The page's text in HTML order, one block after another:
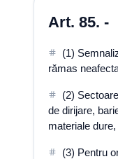
Art. 85. -
(1)
rămas
(2)
de dirijare,
materiale
(3) Pentru